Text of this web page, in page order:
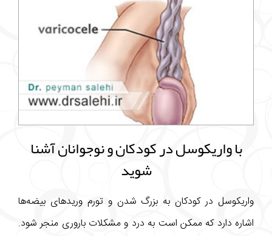
با واریکوسل در کودکان و نوجوانان آشنا
شوید
واریکوسل در کودکان به بزرگ شدن و تورم وریدهای بیضه‌ها
اشاره دارد که ممکن است به درد و مشکلات باروری منجر شود.